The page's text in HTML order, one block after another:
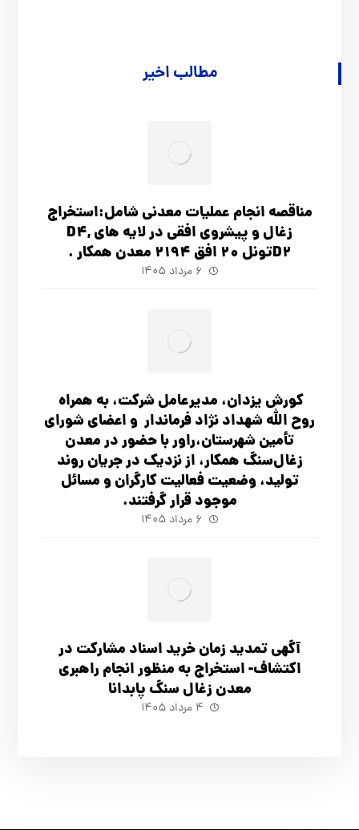
مطالب اخیر
مناقصه انجام عملیات معدنی شامل:استخراج
زغال و پیشروی افقی در لایه های D4,
D2تونل 20 افق 2194 معدن همکار .
۶ مرداد ۱۴۰۵
کورش یزدان، مدیرعامل شرکت، به همراه
روح الله شهداد نژاد فرماندار و اعضای شورای
تأ‌مین شهرستان،راور با حضور در معدن
زغال‌سنگ همکار، از نزدیک در جریان روند
تولید، وضعیت فعالیت کارگران و مسائل
موجود قرار گرفتند.
۶ مرداد ۱۴۰۵
آگهي تمدید زمان خرید اسناد مشارکت در
اکتشاف- استخراج به منظور انجام راهبری
معدن زغال سنگ پابدانا
۴ مرداد ۱۴۰۵